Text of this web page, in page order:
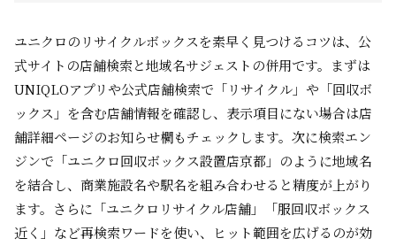
ユニクロのリサイクルボックスを素早く見つけるコツは、公
式サイトの店舗検索と地域名サジェストの併用です。まずは
UNIQLOアプリや公式店舗検索で「リサイクル」や「回収ボ
ックス」を含む店舗情報を確認し、表示項目にない場合は店
舗詳細ページのお知らせ欄もチェックします。次に検索エン
ジンで「ユニクロ回収ボックス設置店京都」のように地域名
を結合し、商業施設名や駅名を組み合わせると精度が上がり
ます。さらに「ユニクロリサイクル店舗」「服回収ボックス
近く」など再検索ワードを使い、ヒット範囲を広げるのが効